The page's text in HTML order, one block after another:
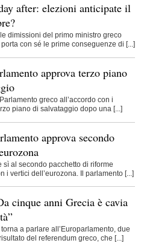
after: elezioni anticipate il
dimissioni del primo ministro greco
con sé le prime conseguenze di [...]
approva terzo piano
greco all’accordo con i
piano di salvataggio dopo una [...]
approva secondo
sì al secondo pacchetto di riforme
i vertici dell’eurozona. Il parlamento [...]
cinque anni Grecia è cavia
a parlare all’Europarlamento, due
del referendum greco, che [...]